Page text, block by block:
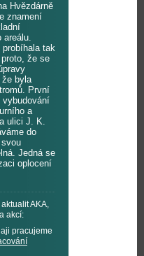
Hvězdárně
znamení
areálu.
tak
že se
že byla
První
vybudování
a
ulici J. K.
do
Jedná se
oplocení
AKA,
akcí:
pracujeme